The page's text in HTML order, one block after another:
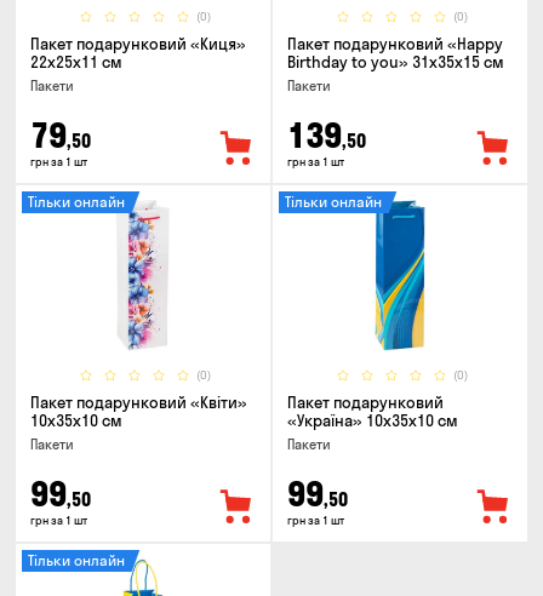
(0)
Пакет подарунковий «Киця»
22x25x11 см
Пакети
79,50
грн за 1 шт
(0)
Пакет подарунковий «Happy
Birthday to you» 31x35x15 cм
Пакети
139,50
грн за 1 шт
(0)
Тільки онлайн
Пакет подарунковий «Квіти»
10x35x10 см
Пакети
99,50
грн за 1 шт
(0)
Тільки онлайн
Пакет подарунковий
«Україна» 10x35x10 см
Пакети
99,50
грн за 1 шт
Тільки онлайн